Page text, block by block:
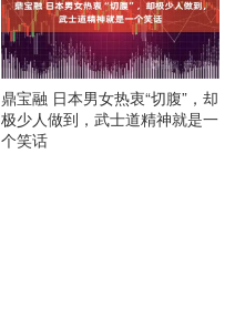
鼎宝融 日本男女热衷“切腹”，却
极少人做到，武士道精神就是一
个笑话